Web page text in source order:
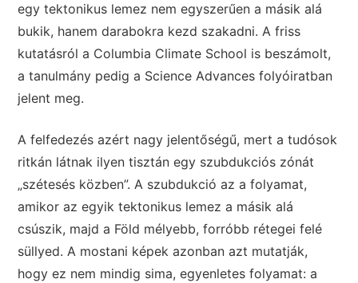
egy tektonikus lemez nem egyszerűen a másik alá
bukik, hanem darabokra kezd szakadni. A friss
kutatásról a Columbia Climate School is beszámolt,
a tanulmány pedig a Science Advances folyóiratban
jelent meg.
A felfedezés azért nagy jelentőségű, mert a tudósok
ritkán látnak ilyen tisztán egy szubdukciós zónát
„szétesés közben”. A szubdukció az a folyamat,
amikor az egyik tektonikus lemez a másik alá
csúszik, majd a Föld mélyebb, forróbb rétegei felé
süllyed. A mostani képek azonban azt mutatják,
hogy ez nem mindig sima, egyenletes folyamat: a